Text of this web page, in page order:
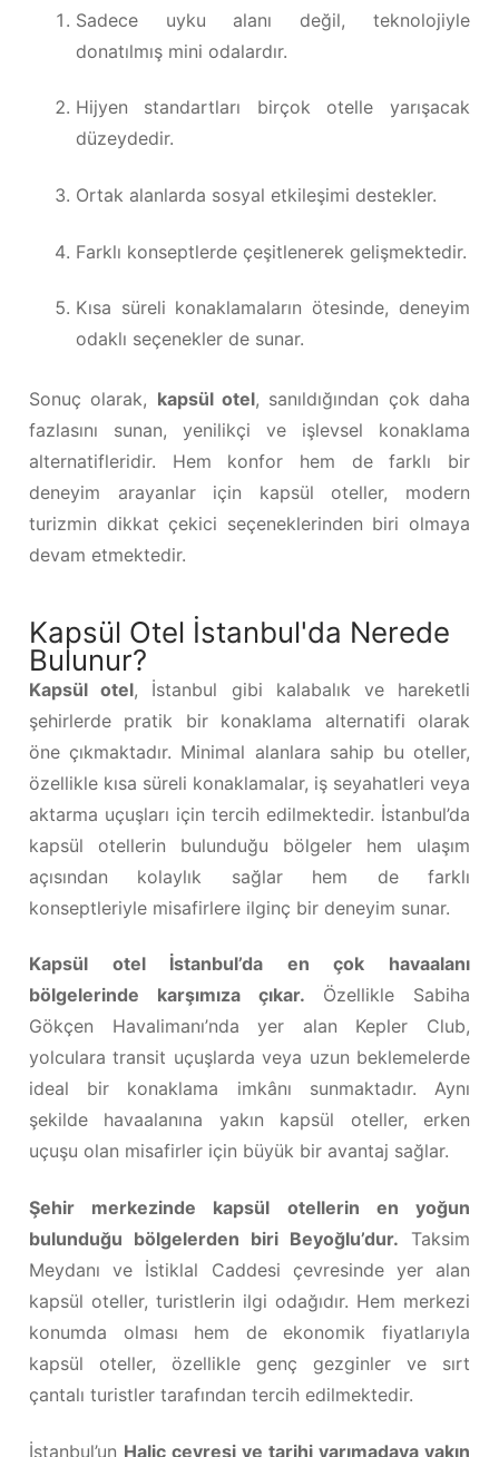
Sadece uyku alanı değil, teknolojiyle
donatılmış mini odalardır.
Hijyen standartları birçok otelle yarışacak
düzeydedir.
Ortak alanlarda sosyal etkileşimi destekler.
Farklı konseptlerde çeşitlenerek gelişmektedir.
Kısa süreli konaklamaların ötesinde, deneyim
odaklı seçenekler de sunar.
Sonuç olarak, kapsül otel, sanıldığından çok daha
fazlasını sunan, yenilikçi ve işlevsel konaklama
alternatifleridir. Hem konfor hem de farklı bir
deneyim arayanlar için kapsül oteller, modern
turizmin dikkat çekici seçeneklerinden biri olmaya
devam etmektedir.
Kapsül Otel İstanbul'da Nerede
Bulunur?
Kapsül otel, İstanbul gibi kalabalık ve hareketli
şehirlerde pratik bir konaklama alternatifi olarak
öne çıkmaktadır. Minimal alanlara sahip bu oteller,
özellikle kısa süreli konaklamalar, iş seyahatleri veya
aktarma uçuşları için tercih edilmektedir. İstanbul’da
kapsül otellerin bulunduğu bölgeler hem ulaşım
açısından kolaylık sağlar hem de farklı
konseptleriyle misafirlere ilginç bir deneyim sunar.
Kapsül otel İstanbul’da en çok havaalanı
bölgelerinde karşımıza çıkar. Özellikle Sabiha
Gökçen Havalimanı’nda yer alan Kepler Club,
yolculara transit uçuşlarda veya uzun beklemelerde
ideal bir konaklama imkânı sunmaktadır. Aynı
şekilde havaalanına yakın kapsül oteller, erken
uçuşu olan misafirler için büyük bir avantaj sağlar.
Şehir merkezinde kapsül otellerin en yoğun
bulunduğu bölgelerden biri Beyoğlu’dur. Taksim
Meydanı ve İstiklal Caddesi çevresinde yer alan
kapsül oteller, turistlerin ilgi odağıdır. Hem merkezi
konumda olması hem de ekonomik fiyatlarıyla
kapsül oteller, özellikle genç gezginler ve sırt
çantalı turistler tarafından tercih edilmektedir.
İstanbul’un Haliç çevresi ve tarihi yarımadaya yakın